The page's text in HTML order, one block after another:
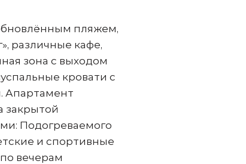
пляжем,
различные кафе,
зона с выходом
кровати с
Апартамент
закрытой
Подогреваемого
и спортивные
вечерам